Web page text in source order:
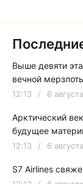
Выше девяти
вечной
12:13 / 6 августа
Арктический
будущее
12:13 / 6 августа
S7 Airlines